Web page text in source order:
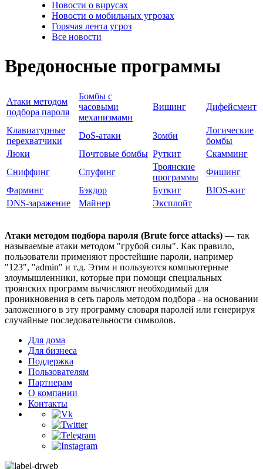
Новости о вирусах
Новости о мобильных угрозах
Горячая лента угроз
Все новости
Вредоносные программы
Атаки методом
подбора пароля
Бомбы с
часовыми
механизмами
Вишинг Дифейсмент
Клавиатурные
перехватчики
DoS-атаки Зомби
Логические
бомбы
Люки
Почтовые бомбы Руткит
Скамминг
Сниффинг
Спуфинг
Троянские
программы
Фишинг
Фарминг
Бэкдор Буткит
BIOS-кит
DNS-заражение
Майнер Эксплойт
Атаки методом подбора пароля (Brute force attacks) — так
называемые атаки методом "грубой силы". Как правило,
пользователи применяют простейшие пароли, например
"123", "admin" и т.д. Этим и пользуются компьютерные
злоумышленники, которые при помощи специальных
троянских программ вычисляют необходимый для
проникновения в сеть пароль методом подбора - на основании
заложенного в эту программу словаря паролей или генерируя
случайные последовательности символов.
Для дома
Для бизнеса
Поддержка
Пользователям
Партнерам
О компании
Контакты